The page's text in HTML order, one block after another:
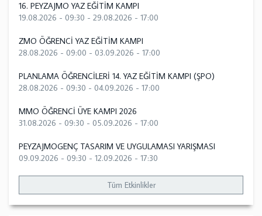
16. PEYZAJMO YAZ EĞİTİM KAMPI
19.08.2026 - 09:30 - 29.08.2026 - 17:00
ZMO ÖĞRENCİ YAZ EĞİTİM KAMPI
28.08.2026 - 09:00 - 03.09.2026 - 17:00
PLANLAMA ÖĞRENCİLERİ 14. YAZ EĞİTİM KAMPI (ŞPO)
28.08.2026 - 09:30 - 04.09.2026 - 17:00
MMO ÖĞRENCİ ÜYE KAMPI 2026
31.08.2026 - 09:30 - 05.09.2026 - 17:00
PEYZAJMOGENÇ TASARIM VE UYGULAMASI YARIŞMASI
09.09.2026 - 09:30 - 12.09.2026 - 17:30
Tüm Etkinlikler